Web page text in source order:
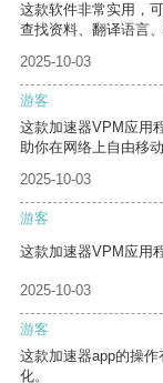
这款软件非常实用，
查找资料、翻译语言
2025-10-03
游客
这款加速器VPM应用
助你在网络上自由移动
2025-10-03
游客
这款加速器VPM应用
2025-10-03
游客
这款加速器app的操
化。